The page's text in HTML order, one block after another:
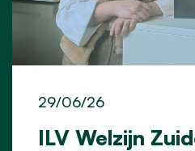
ILV Welzijn
29/06/26